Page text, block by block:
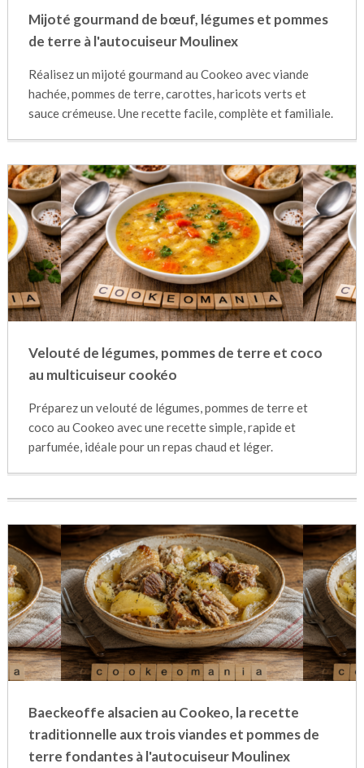
Mijoté gourmand de bœuf, légumes et pommes
de terre à l'autocuiseur Moulinex
Réalisez un mijoté gourmand au Cookeo avec viande
hachée, pommes de terre, carottes, haricots verts et
sauce crémeuse. Une recette facile, complète et familiale.
Velouté de légumes, pommes de terre et coco
au multicuiseur cookéo
Préparez un velouté de légumes, pommes de terre et
coco au Cookeo avec une recette simple, rapide et
parfumée, idéale pour un repas chaud et léger.
Baeckeoffe alsacien au Cookeo, la recette
traditionnelle aux trois viandes et pommes de
terre fondantes à l'autocuiseur Moulinex